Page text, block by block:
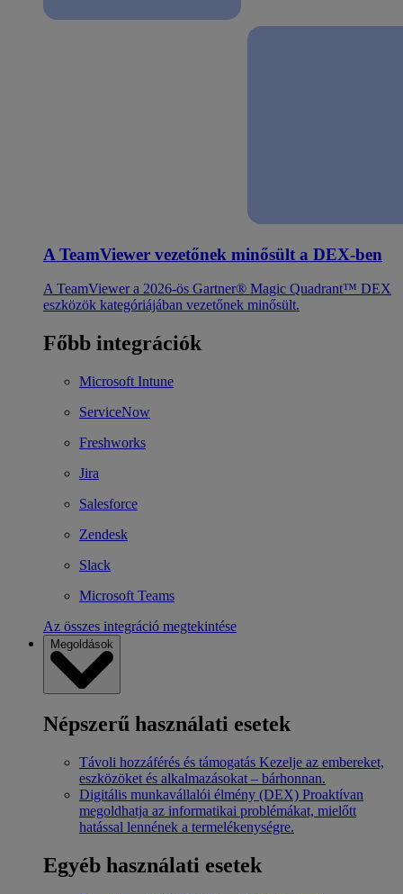
A TeamViewer vezetőnek minősült a DEX-ben
A TeamViewer a 2026-ös Gartner® Magic Quadrant™ DEX
eszközök kategóriájában vezetőnek minősült.
Főbb integrációk
Microsoft Intune
ServiceNow
Freshworks
Jira
Salesforce
Zendesk
Slack
Microsoft Teams
Az összes integráció megtekintése
Megoldások
Népszerű használati esetek
Távoli hozzáférés és támogatás Kezelje az embereket,
eszközöket és alkalmazásokat – bárhonnan.
Digitális munkavállalói élmény (DEX) Proaktívan
megoldhatja az informatikai problémákat, mielőtt
hatással lennének a termelékenységre.
Egyéb használati esetek